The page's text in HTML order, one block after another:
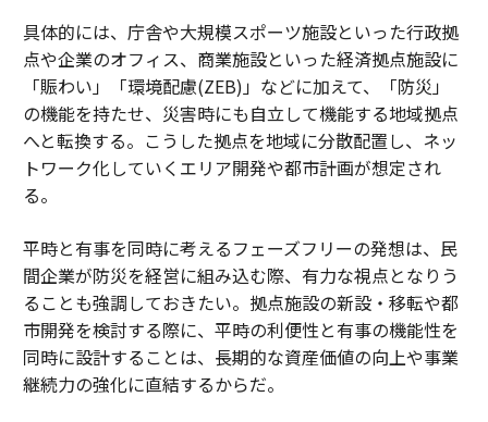
具体的には、庁舎や大規模スポーツ施設といった行政拠
点や企業のオフィス、商業施設といった経済拠点施設に
「賑わい」「環境配慮(ZEB)」などに加えて、「防災」
の機能を持たせ、災害時にも自立して機能する地域拠点
へと転換する。こうした拠点を地域に分散配置し、ネッ
トワーク化していくエリア開発や都市計画が想定され
る。
平時と有事を同時に考えるフェーズフリーの発想は、民
間企業が防災を経営に組み込む際、有力な視点となりう
ることも強調しておきたい。拠点施設の新設・移転や都
市開発を検討する際に、平時の利便性と有事の機能性を
同時に設計することは、長期的な資産価値の向上や事業
継続力の強化に直結するからだ。